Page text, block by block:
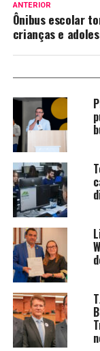
ANTERIOR
Ônibus escolar
crianças e